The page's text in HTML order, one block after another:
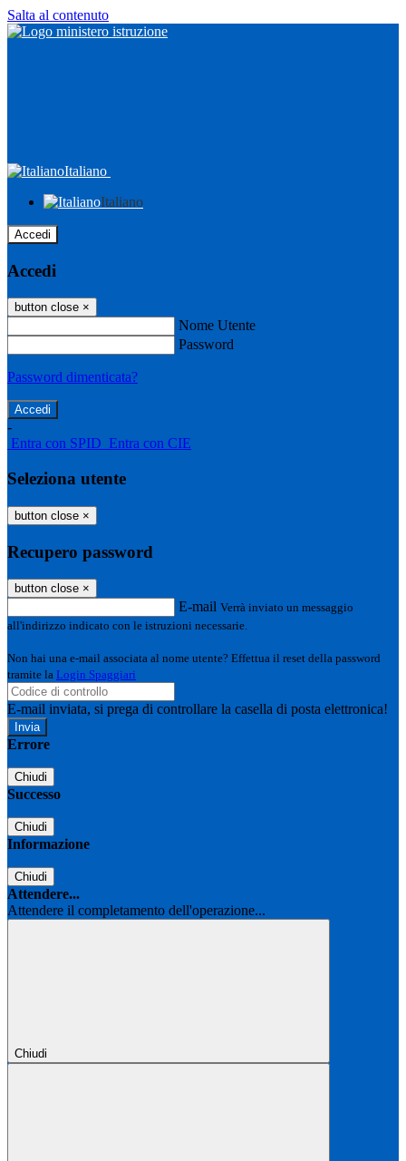
Salta al contenuto
Italiano
Italiano
Accedi
Accedi
button close ×
Nome Utente
Password
Password dimenticata?
-
Entra con SPID Entra con CIE
Seleziona utente
button close ×
Recupero password
button close ×
E-mail Verrà inviato un messaggio
all'indirizzo indicato con le istruzioni necessarie.
Non hai una e-mail associata al nome utente? Effettua il reset della password
tramite la Login Spaggiari
E-mail inviata, si prega di controllare la casella di posta elettronica!
Errore
Chiudi
Successo
Chiudi
Informazione
Chiudi
Attendere...
Attendere il completamento dell'operazione...
Chiudi